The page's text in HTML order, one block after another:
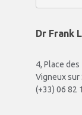
Dr Frank
4, Place
Vigneux sur
(+33) 06 82